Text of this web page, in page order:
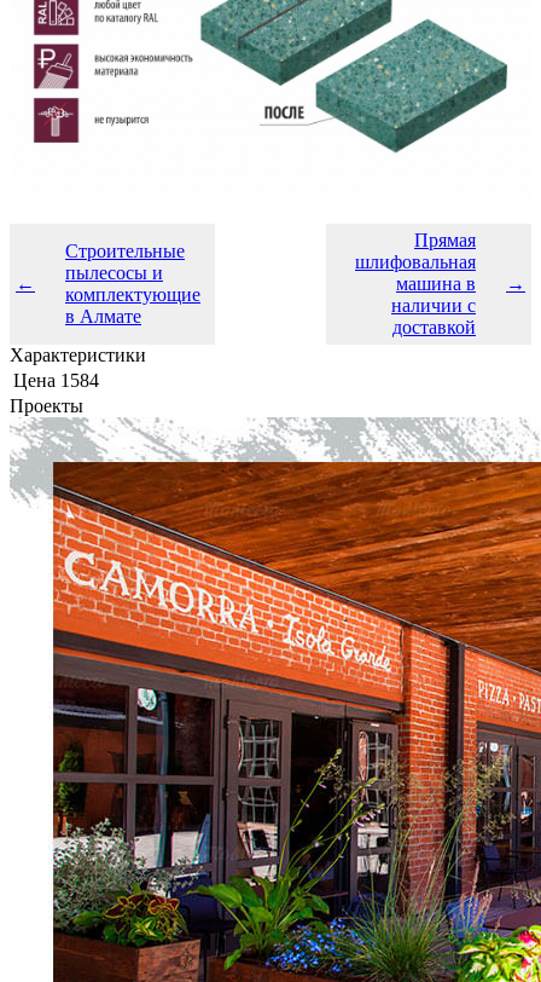
←
Строительные
пылесосы и
комплектующие
в Алмате
Прямая
шлифовальная
машина в
наличии с
доставкой
→
Характеристики
Цена 1584
Проекты